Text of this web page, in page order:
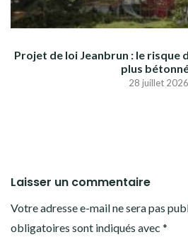
Projet de loi Jeanbrun : le risque
plus
28 juillet 2026
Laisser un commentaire
Votre adresse e-mail ne sera pas
obligatoires sont indiqués avec *